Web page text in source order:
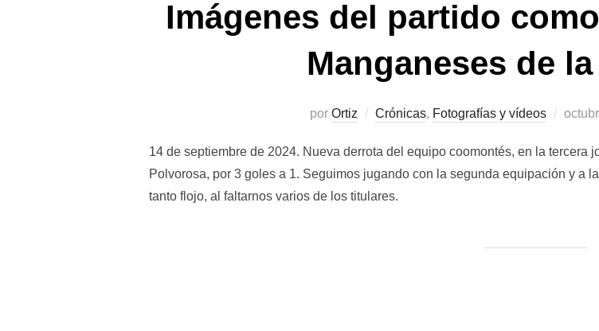
Imágenes del partido
Manganeses de
por Ortiz Crónicas, Fotografías y vídeos
14 de septiembre de 2024. Nueva derrota del equipo coomontés, en la tercera
Polvorosa, por 3 goles a 1. Seguimos jugando con la segunda equipación y a
tanto flojo, al faltarnos varios de los titulares.